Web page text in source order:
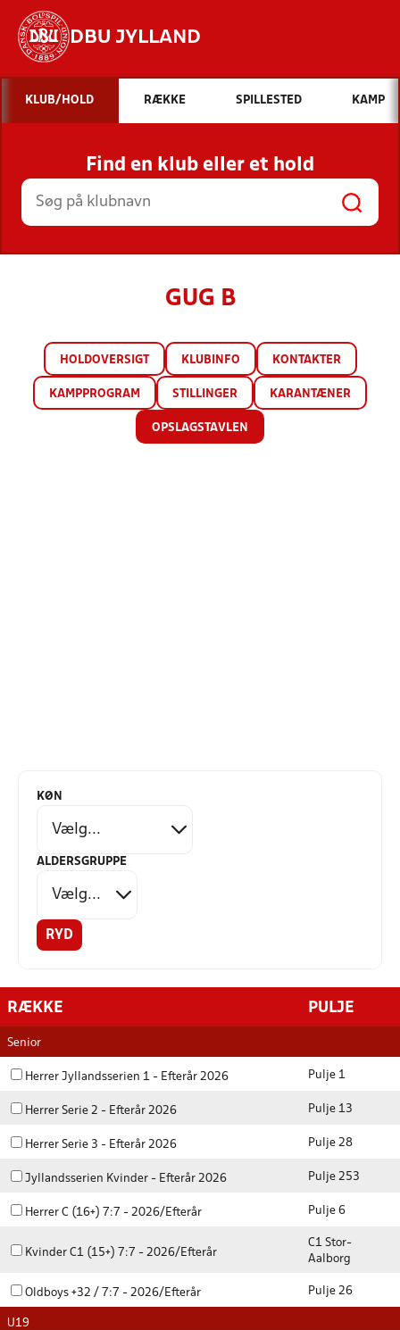
DBU JYLLAND
Hvad vil du søge efter?
INDHOLD OG NYHEDER
STILLINGER, RESULTATER, KLUBBER OG
HOLD
KLUB/HOLD RÆKKE SPILLESTED KAMP
Find en klub eller et hold
GUG B
HOLDOVERSIGT KLUBINFO KONTAKTER
KAMPPROGRAM STILLINGER KARANTÆNER
OPSLAGSTAVLEN
KØN
ALDERSGRUPPE
RYD
RÆKKE PULJE
Senior
Herrer Jyllandsserien 1 - Efterår 2026 Pulje 1
Herrer Serie 2 - Efterår 2026 Pulje 13
Herrer Serie 3 - Efterår 2026 Pulje 28
Jyllandsserien Kvinder - Efterår 2026 Pulje 253
Herrer C (16+) 7:7 - 2026/Efterår Pulje 6
Kvinder C1 (15+) 7:7 - 2026/Efterår
C1 Stor-
Aalborg
Oldboys +32 / 7:7 - 2026/Efterår Pulje 26
U19